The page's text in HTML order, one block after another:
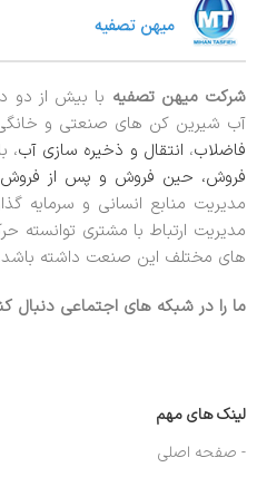
شرکت میهن تصفیه با بیش از دو
آب شیرین کن های صنعتی و
فاضلاب، انتقال و ذخیره سازی آب،
فروش، حین فروش و پس از فروش
مدیریت منابع انسانی و سرمایه
مدیریت ارتباط با مشتری توانسته
های مختلف این صنعت داشته باشد.
ما را در شبکه های اجتماعی دنبال
لینک های مهم
- صفحه اصلی